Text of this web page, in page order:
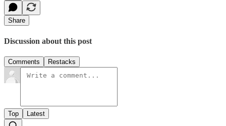
Share
Discussion about this post
Comments Restacks
Top Latest